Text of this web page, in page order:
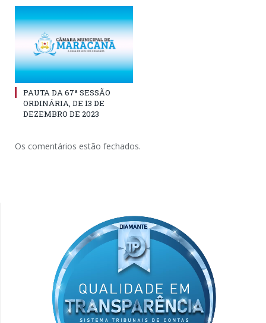
PAUTA DA 67ª SESSÃO
ORDINÁRIA, DE 13 DE
DEZEMBRO DE 2023
Os comentários estão fechados.